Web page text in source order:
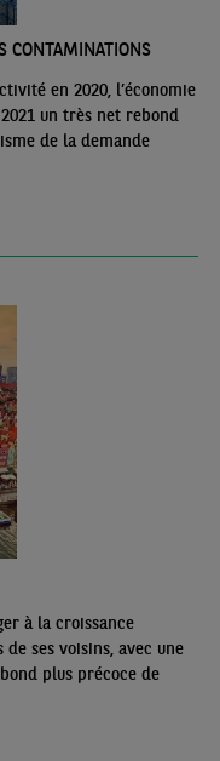
CONTAMINATIONS
en 2020, l’économie
un très net rebond
de la demande
à la croissance
de ses voisins, avec une
plus précoce de